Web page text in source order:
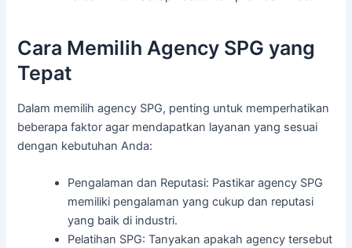
Cara Memilih Agency SPG yang
Tepat
Dalam memilih agency SPG, penting untuk memperhatikan
beberapa faktor agar mendapatkan layanan yang sesuai
dengan kebutuhan Anda:
Pengalaman dan Reputasi: Pastikar agency SPG
memiliki pengalaman yang cukup dan reputasi
yang baik di industri.
Pelatihan SPG: Tanyakan apakah agency tersebut